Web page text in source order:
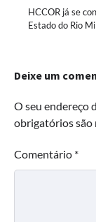
HCCOR já se
Estado do Rio
Deixe um
O seu endereço
obrigatórios são
Comentário *